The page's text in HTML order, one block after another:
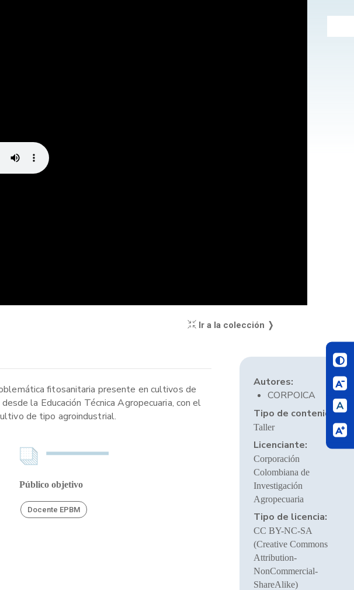
Ir a la colección ❭
fitosanitaria presente en cultivos de
la Educación Técnica Agropecuaria, con el
de tipo agroindustrial.
Público objetivo
Docente EPBM
Autores:
CORPOICA
Tipo de contenido:
Taller
Licenciante:
Corporación
Colombiana de
Investigación
Agropecuaria
Tipo de licencia:
CC BY-NC-SA
(Creative Commons
Attribution-
NonCommercial-
ShareAlike)